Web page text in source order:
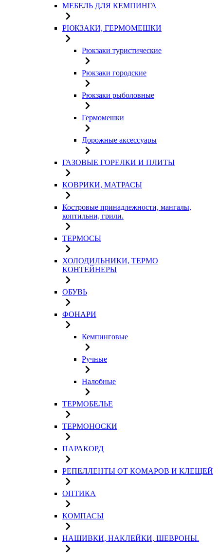
МЕБЕЛЬ ДЛЯ КЕМПИНГА
РЮКЗАКИ, ГЕРМОМЕШКИ
Рюкзаки туристические
Рюкзаки городские
Рюкзаки рыболовные
Гермомешки
Дорожные аксессуары
ГАЗОВЫЕ ГОРЕЛКИ И ПЛИТЫ
КОВРИКИ, МАТРАСЫ
Костровые принадлежности, мангалы,
коптильни, грили.
ТЕРМОСЫ
ХОЛОДИЛЬНИКИ, ТЕРМО
КОНТЕЙНЕРЫ
ОБУВЬ
ФОНАРИ
Кемпинговые
Ручные
Налобные
ТЕРМОБЕЛЬЕ
ТЕРМОНОСКИ
ПАРАКОРД
РЕПЕЛЛЕНТЫ ОТ КОМАРОВ И КЛЕЩЕЙ
ОПТИКА
КОМПАСЫ
НАШИВКИ, НАКЛЕЙКИ, ШЕВРОНЫ.